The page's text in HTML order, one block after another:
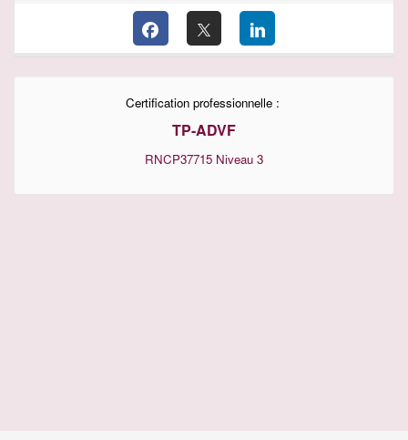
Certification professionnelle :
TP-ADVF
RNCP37715 Niveau 3